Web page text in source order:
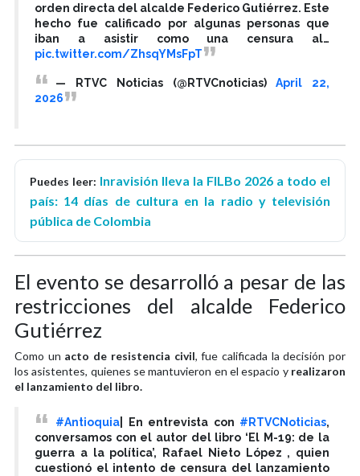
orden directa del alcalde Federico Gutiérrez. Este
hecho fue calificado por algunas personas que
iban a asistir como una censura al…
pic.twitter.com/ZhsqYMsFpT
— RTVC Noticias (@RTVCnoticias)April 22,
2026
Puedes leer: Inravisión lleva la FILBo 2026 a todo el
país: 14 días de cultura en la radio y televisión
pública de Colombia
El evento se desarrolló a pesar de las
restricciones del alcalde Federico
Gutiérrez
Como un acto de resistencia civil, fue calificada la decisión por
los asistentes, quienes se mantuvieron en el espacio yrealizaron
el lanzamiento del libro.
#Antioquia | En entrevista con #RTVCNoticias,
conversamos con el autor del libro ‘El M-19: de la
guerra a la política’, Rafael Nieto López , quien
cuestionó el intento de censura del lanzamiento